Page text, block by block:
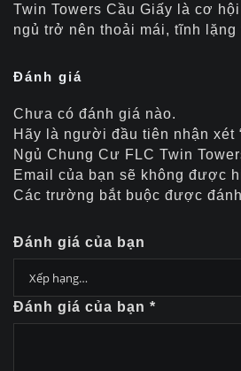
Twin Towers Cầu Giấy là cơ
ngủ trở nên thoải mái, tĩnh lặng
Đánh giá
Chưa có đánh giá nào.
Hãy là người đầu tiên nhận xét
Ngủ Chung Cư FLC Twin
Email của bạn sẽ không được
Các trường bắt buộc được
Đánh giá của bạn
Đánh giá của bạn *